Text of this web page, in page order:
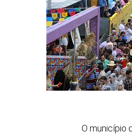
O município